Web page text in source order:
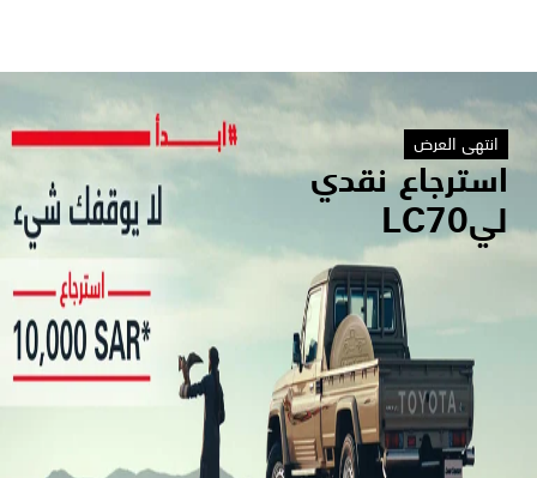
انتهى العرض
استرجاع نقدي
ليLC70